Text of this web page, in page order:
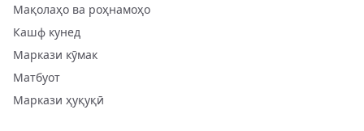
Мақолаҳо ва роҳнамоҳо
Кашф кунед
Маркази кӯмак
Матбуот
Маркази ҳуқуқӣ